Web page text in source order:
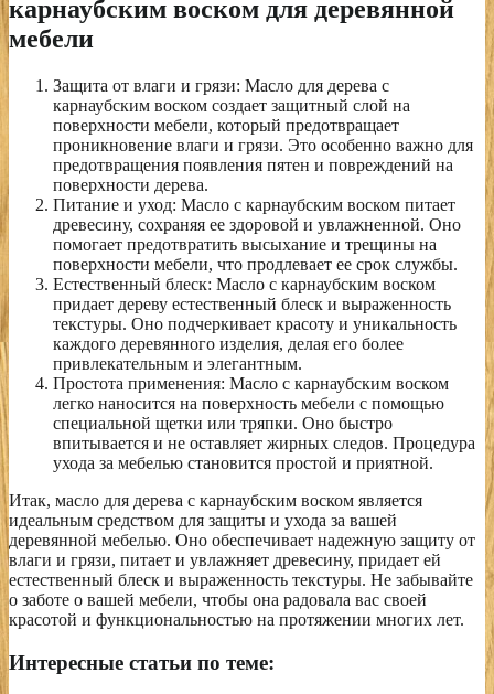
карнаубским воском для деревянной
мебели
Защита от влаги и грязи: Масло для дерева с
карнаубским воском создает защитный слой на
поверхности мебели, который предотвращает
проникновение влаги и грязи. Это особенно важно для
предотвращения появления пятен и повреждений на
поверхности дерева.
Питание и уход: Масло с карнаубским воском питает
древесину, сохраняя ее здоровой и увлажненной. Оно
помогает предотвратить высыхание и трещины на
поверхности мебели, что продлевает ее срок службы.
Естественный блеск: Масло с карнаубским воском
придает дереву естественный блеск и выраженность
текстуры. Оно подчеркивает красоту и уникальность
каждого деревянного изделия, делая его более
привлекательным и элегантным.
Простота применения: Масло с карнаубским воском
легко наносится на поверхность мебели с помощью
специальной щетки или тряпки. Оно быстро
впитывается и не оставляет жирных следов. Процедура
ухода за мебелью становится простой и приятной.
Итак, масло для дерева с карнаубским воском является
идеальным средством для защиты и ухода за вашей
деревянной мебелью. Оно обеспечивает надежную защиту от
влаги и грязи, питает и увлажняет древесину, придает ей
естественный блеск и выраженность текстуры. Не забывайте
о заботе о вашей мебели, чтобы она радовала вас своей
красотой и функциональностью на протяжении многих лет.
Интересные статьи по теме: